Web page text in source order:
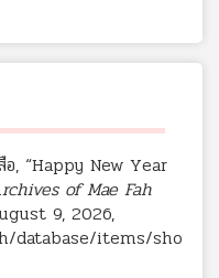
, “Happy New Year
of Mae Fah
9, 2026,
database/items/sho